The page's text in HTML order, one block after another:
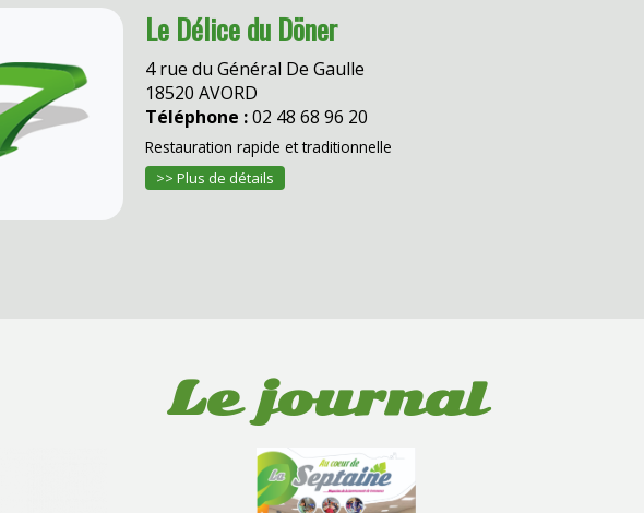
Le Délice du Döner
4 rue du Général De Gaulle
18520 AVORD
Téléphone :02 48 68 96 20
Restauration rapide et traditionnelle
>> Plus de détails
Le journal